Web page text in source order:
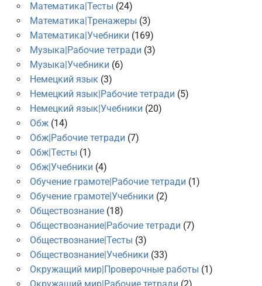
Математика|Тесты (24)
Математика|Тренажеры (3)
Математика|Учебники (169)
Музыка|Рабочие тетради (3)
Музыка|Учебники (6)
Немецкий язык(3)
Немецкий язык|Рабочие тетради (5)
Немецкий язык|Учебники (20)
Обж(14)
Обж|Рабочие тетради (7)
Обж|Тесты (1)
Обж|Учебники (4)
Обучение грамоте|Рабочие тетради (1)
Обучение грамоте|Учебники (2)
Обществознание(18)
Обществознание|Рабочие тетради (7)
Обществознание|Тесты (3)
Обществознание|Учебники (33)
Окружащий мир|Проверочные работы (1)